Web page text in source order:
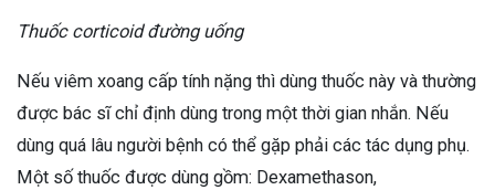
Thuốc corticoid đường uống
Nếu viêm xoang cấp tính nặng thì dùng thuốc này và thường
được bác sĩ chỉ định dùng trong một thời gian nhắn. Nếu
dùng quá lâu người bệnh có thể gặp phải các tác dụng phụ.
Một số thuốc được dùng gồm: Dexamethason,